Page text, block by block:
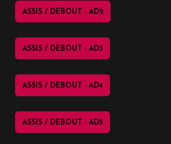
ASSIS / DEBOUT - AD2
ASSIS / DEBOUT - AD3
ASSIS / DEBOUT - AD4
ASSIS / DEBOUT - AD5